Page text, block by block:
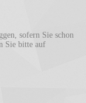
sofern Sie schon
Sie bitte auf